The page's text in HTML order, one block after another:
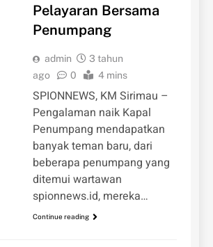
Pelayaran Bersama
Penumpang
admin
3 tahun
ago
0 4 mins
SPIONNEWS, KM Sirimau –
Pengalaman naik Kapal
Penumpang mendapatkan
banyak teman baru, dari
beberapa penumpang yang
ditemui wartawan
spionnews.id, mereka…
Continue reading